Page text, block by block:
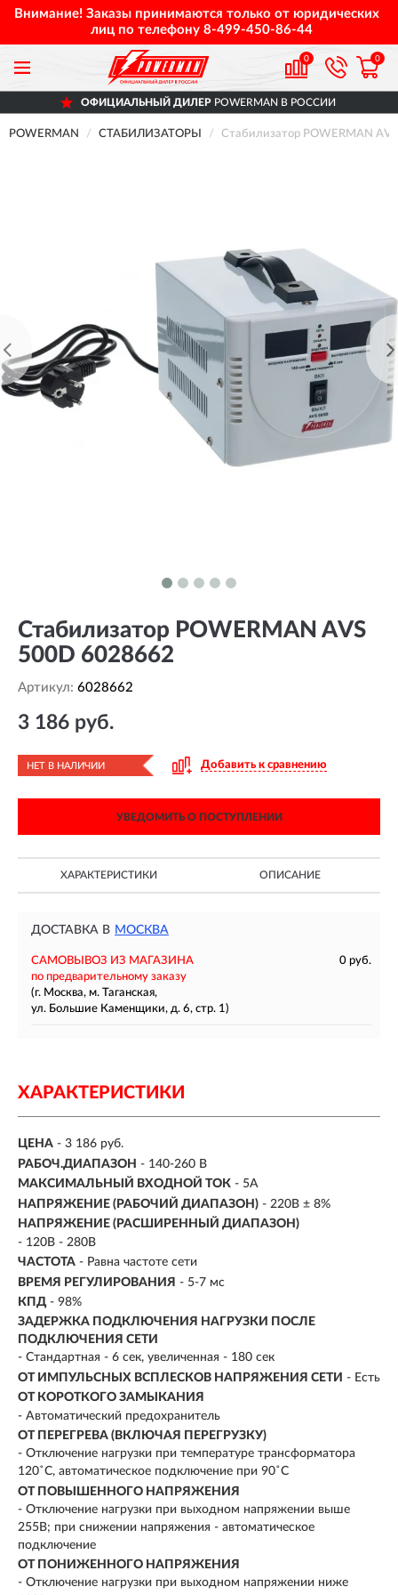
Внимание! Заказы принимаются только от юридических
лиц по телефону 8-499-450-86-44
0 0
ОФИЦИАЛЬНЫЙ ДИЛЕР POWERMAN В РОССИИ
POWERMAN СТАБИЛИЗАТОРЫ Стабилизатор POWERMAN
Стабилизатор POWERMAN AVS
500D 6028662
Артикул: 6028662
3 186 руб.
НЕТ В НАЛИЧИИ Добавить к сравнению
УВЕДОМИТЬ О ПОСТУПЛЕНИИ
ХАРАКТЕРИСТИКИ ОПИСАНИЕ
ДОСТАВКА В МОСКВА
САМОВЫВОЗ ИЗ МАГАЗИНА
0 руб.
по предварительному заказу
(г. Москва, м. Таганская,
ул. Большие Каменщики, д. 6, стр. 1)
ХАРАКТЕРИСТИКИ
ЦЕНА - 3 186 руб.
РАБОЧ.ДИАПАЗОН - 140-260 В
МАКСИМАЛЬНЫЙ ВХОДНОЙ ТОК - 5А
НАПРЯЖЕНИЕ (РАБОЧИЙ ДИАПАЗОН) - 220В ± 8%
НАПРЯЖЕНИЕ (РАСШИРЕННЫЙ ДИАПАЗОН)
- 120В - 280В
ЧАСТОТА - Равна частоте сети
ВРЕМЯ РЕГУЛИРОВАНИЯ - 5-7 мс
КПД - 98%
ЗАДЕРЖКА ПОДКЛЮЧЕНИЯ НАГРУЗКИ ПОСЛЕ
ПОДКЛЮЧЕНИЯ СЕТИ
- Стандартная - 6 сек, увеличенная - 180 сек
ОТ ИМПУЛЬСНЫХ ВСПЛЕСКОВ НАПРЯЖЕНИЯ СЕТИ - Есть
ОТ КОРОТКОГО ЗАМЫКАНИЯ
- Автоматический предохранитель
ОТ ПЕРЕГРЕВА (ВКЛЮЧАЯ ПЕРЕГРУЗКУ)
- Отключение нагрузки при температуре трансформатора
120˚С, автоматическое подключение при 90˚С
ОТ ПОВЫШЕННОГО НАПРЯЖЕНИЯ
- Отключение нагрузки при выходном напряжении выше
255В; при снижении напряжения - автоматическое
подключение
ОТ ПОНИЖЕННОГО НАПРЯЖЕНИЯ
- Отключение нагрузки при выходном напряжении ниже